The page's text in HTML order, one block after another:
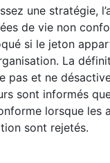
une stratégie,
de vie non
si le jeton
La
pas et ne
sont informés
lorsque les
sont rejetés.